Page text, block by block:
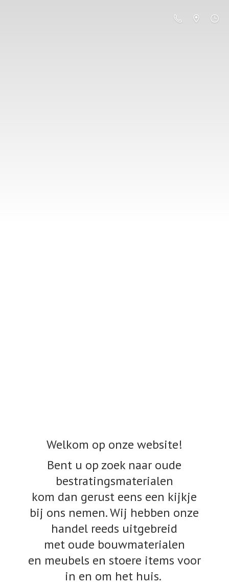
Welkom op onze website!
Bent u op zoek naar oude
bestratingsmaterialen
kom dan gerust eens een kijkje
bij ons nemen. Wij hebben onze
handel reeds uitgebreid
met oude bouwmaterialen
en meubels en stoere items voor
in en om het huis.